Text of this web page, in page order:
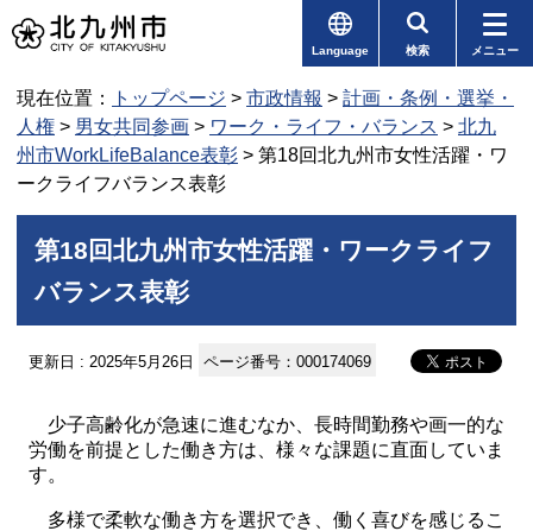
Language 検索 メニュー
現在位置： トップページ > 市政情報 > 計画・条例・選挙・
人権 > 男女共同参画 > ワーク・ライフ・バランス > 北九
州市WorkLifeBalance表彰 > 第18回北九州市女性活躍・ワ
ークライフバランス表彰
第18回北九州市女性活躍・ワークライフ
バランス表彰
更新日 : 2025年5月26日 ページ番号：000174069
少子高齢化が急速に進むなか、長時間勤務や画一的な
労働を前提とした働き方は、様々な課題に直面していま
す。
多様で柔軟な働き方を選択でき、働く喜びを感じるこ